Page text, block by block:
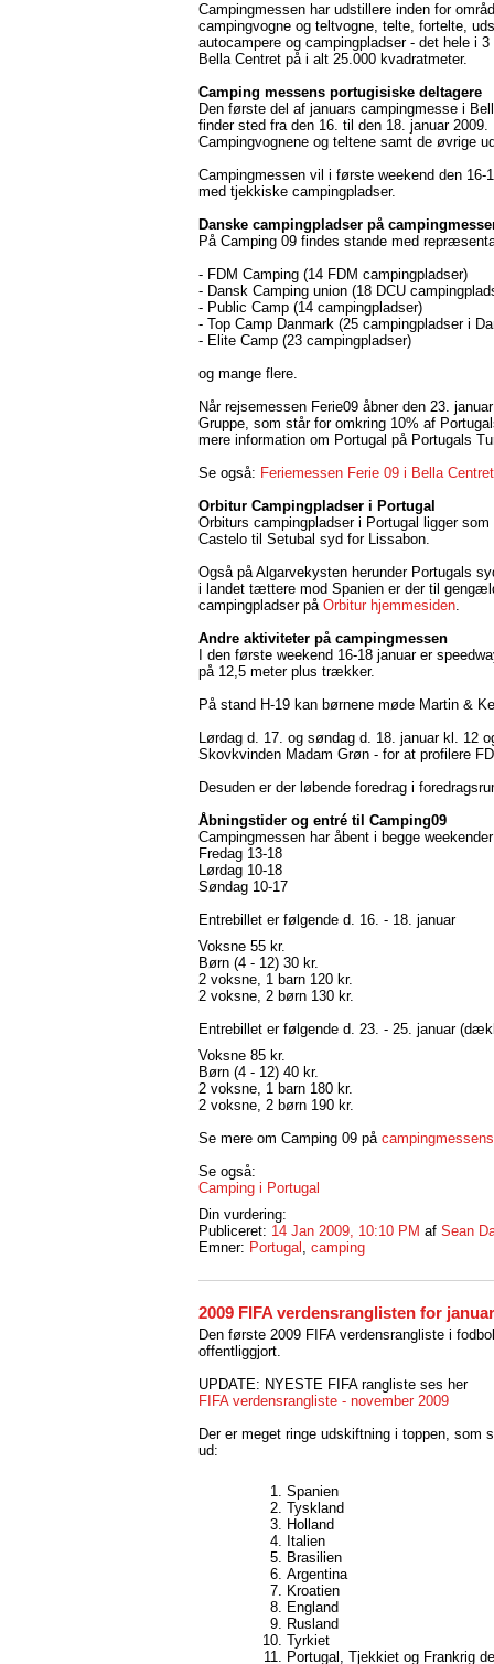
Campingmessen har udstillere inden for
campingvogne og teltvogne, telte, fortelte,
autocampere og campingpladser - det hele i 3
Bella Centret på i alt 25.000 kvadratmeter.
Camping messens portugisiske deltagere
Den første del af januars campingmesse i
finder sted fra den 16. til den 18. januar 2009.
Campingvognene og teltene samt de øvrige
Campingmessen vil i første weekend den
med tjekkiske campingpladser.
Danske campingpladser på
På Camping 09 findes stande med
- FDM Camping (14 FDM campingpladser)
- Dansk Camping union (18 DCU
- Public Camp (14 campingpladser)
- Top Camp Danmark (25 campingpladser i
- Elite Camp (23 campingpladser)
og mange flere.
Når rejsemessen Ferie09 åbner den 23.
Gruppe, som står for omkring 10% af
mere information om Portugal på Portugals
Se også: Feriemessen Ferie 09 i Bella
Orbitur Campingpladser i Portugal
Orbiturs campingpladser i Portugal ligger
Castelo til Setubal syd for Lissabon.
Også på Algarvekysten herunder Portugals
i landet tættere mod Spanien er der til
campingpladser på Orbitur hjemmesiden.
Andre aktiviteter på campingmessen
I den første weekend 16-18 januar er
på 12,5 meter plus trækker.
På stand H-19 kan børnene møde Martin &
Lørdag d. 17. og søndag d. 18. januar kl. 12
Skovkvinden Madam Grøn - for at profilere
Desuden er der løbende foredrag i
Åbningstider og entré til Camping09
Campingmessen har åbent i begge
Fredag 13-18
Lørdag 10-18
Søndag 10-17
Entrebillet er følgende d. 16. - 18. januar
Voksne 55 kr.
Børn (4 - 12) 30 kr.
2 voksne, 1 barn 120 kr.
2 voksne, 2 børn 130 kr.
Entrebillet er følgende d. 23. - 25. januar
Voksne 85 kr.
Børn (4 - 12) 40 kr.
2 voksne, 1 barn 180 kr.
2 voksne, 2 børn 190 kr.
Se mere om Camping 09 på
Se også:
Camping i Portugal
Din vurdering:
Publiceret: 14 Jan 2009, 10:10 PM af Sean
Emner: Portugal , camping
2009 FIFA verdensranglisten for januar
Den første 2009 FIFA verdensrangliste i
offentliggjort.
UPDATE: NYESTE FIFA rangliste ses her
FIFA verdensrangliste - november 2009
Der er meget ringe udskiftning i toppen, som
ud:
Spanien
Tyskland
Holland
Italien
Brasilien
Argentina
Kroatien
England
Rusland
Tyrkiet
Portugal, Tjekkiet og Frankrig